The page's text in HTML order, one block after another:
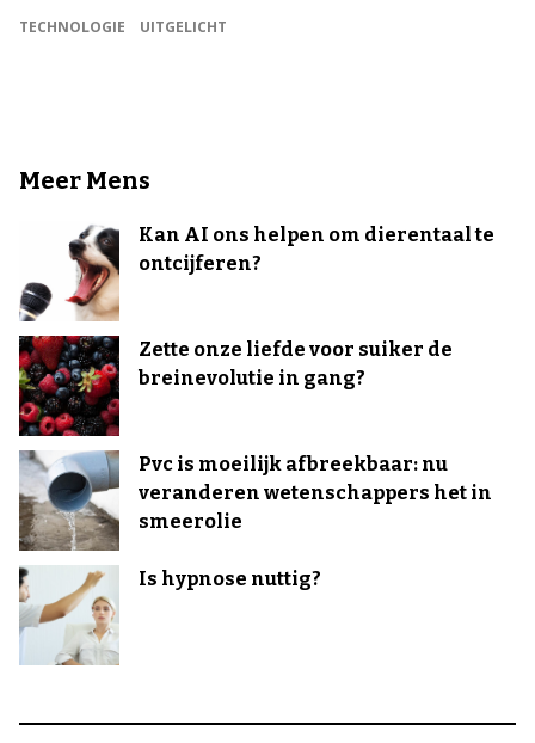
TECHNOLOGIE UITGELICHT
Meer Mens
Kan AI ons helpen om dierentaal te
ontcijferen?
Zette onze liefde voor suiker de
breinevolutie in gang?
Pvc is moeilijk afbreekbaar: nu
veranderen wetenschappers het in
smeerolie
Is hypnose nuttig?